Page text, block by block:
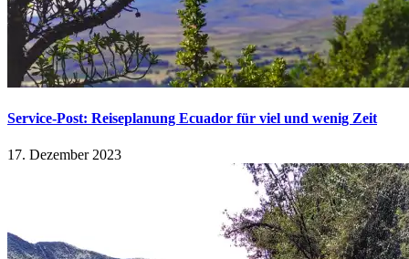
Service-Post: Reiseplanung Ecuador für viel und wenig Zeit
17. Dezember 2023